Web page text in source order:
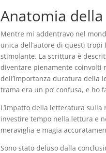
Anatomia della
Mentre mi addentravo nel
unica dell’autore di questi
stimolante. La scrittura è
diventare pienamente coinvolti
dell’importanza duratura della
trama era un po’ confusa, e ho
L’impatto della letteratura
investire tempo nella lettura e
meraviglia e magia
Sono stato deluso dalla